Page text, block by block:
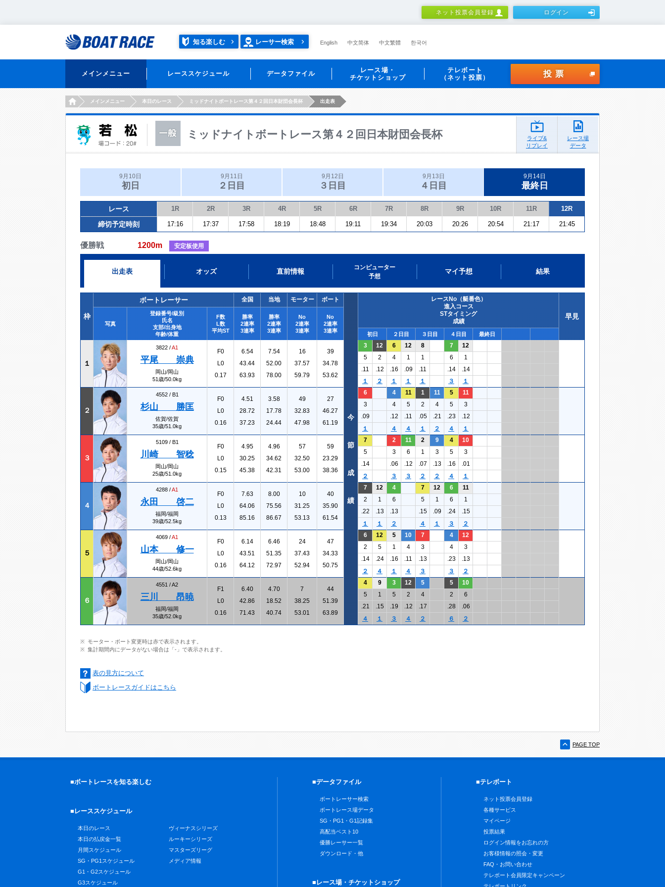
ネット投票会員登録 ログイン
知る楽しむ レーサー検索 English 中文简体 中文繁體 한국어
メインメニュー レーススケジュール データファイル
レース場・
チケットショップ
テレボート
（ネット投票）
投票
HOMEメインメニュー 本日のレース ミッドナイトボートレース第４２回日本財団会長杯 出走表
ミッドナイトボートレース第４２回日本財団会長杯
ライブ&
リプレイ
レース場
データ
9月10日
初日
9月11日
２日目
9月12日
３日目
9月13日
４日目
9月14日
最終日
レース 1R 2R 3R 4R 5R 6R 7R 8R 9R 10R 11R 12R
締切予定時刻 17:16 17:37 17:58 18:19 18:48 19:11 19:34 20:03 20:26 20:54 21:17 21:45
優勝戦 1200m 安定板使用
出走表 オッズ 直前情報
コンピューター
予想
マイ予想 結果
枠
ボートレーサー 全国 当地 モーター ボート
レースNo（艇番色）
進入コース
STタイミング
成績
早見
写真
登録番号/級別
氏名
支部/出身地
年齢/体重
F数
L数
平均ST
勝率
2連率
3連率
勝率
2連率
3連率
No
2連率
3連率
No
2連率
3連率
初日 ２日目 ３日目 ４日目 最終日
１
3822 /A1
平尾 崇典
岡山/岡山
51歳/50.0kg
F0
L0
0.17
6.54
43.44
63.93
7.54
52.00
78.00
16
37.57
59.79
39
34.78
53.62
3 12 6 12 8 7
12
5
2 4 1 1 6
1
.11
.12 .16 .09 .11 .14
.14
１
２ １ １ １ ３ １
２
4552 / B1
杉山 勝匡
佐賀/佐賀
35歳/51.0kg
F0
L0
0.16
4.51
28.72
37.23
3.58
17.78
24.44
49
32.83
47.98
27
46.27
61.19
6 4 11 1 11 5
11
3
4 5 2 4 5
3
.09
.12 .11 .05 .21 .23
.12
１
４ ４ １ ２ ４ １
３
5109 / B1
川崎 智稔
岡山/岡山
25歳/51.0kg
F0
L0
0.15
4.95
30.25
45.38
4.96
34.62
42.31
57
32.50
53.00
59
23.29
38.36
7 2 11 2 9 4
10
5
3 6 1 3 5
3
.14
.06 .12 .07 .13 .16
.01
２
３ ３ ２ ２ ４ １
４
4288 /A1
永田 啓二
福岡/福岡
39歳/52.5kg
F0
L0
0.13
7.63
64.06
85.16
8.00
75.56
86.67
10
31.25
53.13
40
35.90
61.54
7 12 4 7 12 6
11
2
1 6 5 1 6
1
.22
.13 .13 .15 .09 .24
.15
１
１ ２ ４ １ ３ ２
５
4069 /A1
山本 修一
岡山/岡山
44歳/52.6kg
F0
L0
0.16
6.14
43.51
64.12
6.46
51.35
72.97
24
37.43
52.94
47
34.33
50.75
6 12 5 10 7 4
12
2
5 1 4 3 4
3
.14
.24 .16 .11 .13 .23
.13
２
４ １ ４ ３ ３ ２
６
4551 /A2
三川 昂暁
福岡/福岡
35歳/52.0kg
F1
L0
0.16
6.40
42.86
71.43
4.70
18.52
40.74
7
38.25
53.01
44
51.39
63.89
4 9 3 12 5 5
10
5
1 5 2 4 2
6
.21
.15 .19 .12 .17 .28
.06
４
１ ３ ４ ２ ６ ２
今
節
成
績
モーター・ボート変更時は赤で表示されます。
集計期間内にデータがない場合は「-」で表示されます。
表の見方について
ボートレースガイドはこちら
PAGE TOP
■ボートレースを知る楽しむ
■レーススケジュール
本日のレース
本日の払戻金一覧
月間スケジュール
SG・PG1スケジュール
G1・G2スケジュール
G3スケジュール
ヴィーナスシリーズ
ルーキーシリーズ
マスターズリーグ
メディア情報
■データファイル
ボートレーサー検索
ボートレース場データ
SG・PG1・G1記録集
高配当ベスト10
優勝レーサー一覧
ダウンロード・他
■レース場・チケットショップ
■テレボート
ネット投票会員登録
各種サービス
マイページ
投票結果
ログイン情報をお忘れの方
お客様情報の照会・変更
FAQ・お問い合わせ
テレボート会員限定キャンペーン